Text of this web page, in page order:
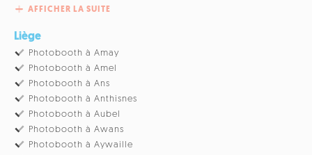
AFFICHER LA SUITE
Liège
Photobooth à Amay
Photobooth à Amel
Photobooth à Ans
Photobooth à Anthisnes
Photobooth à Aubel
Photobooth à Awans
Photobooth à Aywaille